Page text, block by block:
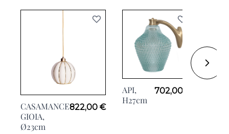
CASAMANCE
GIOIA,
Ø23cm
822,00 €
API,
H27cm
702,00 €